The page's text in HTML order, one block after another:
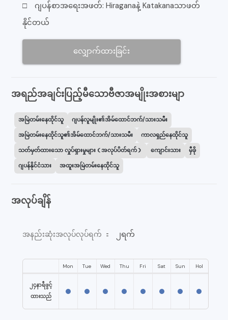
□ ဂျပန်စာအရေးအဖတ်: Hiraganaနဲ့ Katakanaသာဖတ်
နိုင်တယ်
လျှောက်ထားခြင်း
အရည်အချင်းပြည့်မီသောဗီဇာအမျိုးအစားမျာ
အမြဲတမ်းနေထိုင်သူ ဂျပန်လူမျိုး၏အိမ်ထောင်ဘက်/သားသမီး
အမြဲတမ်းနေထိုင်သူ၏အိမ်ထောင်ဘက်/သားသမီး ကာလရှည်နေထိုင်သူ
သတ်မှတ်ထားသော လှုပ်ရှားမှုများ（အလုပ်ပိတ်ရက်） ကျောင်းသား မှီခို
ဂျပန်နိုင်ငံသား အထူးအမြဲတမ်းနေထိုင်သူ
အလုပ်ချိန်
အနည်းဆုံးအလုပ်လုပ်ရက် ： ၂ရက်
Mon Tue Wed Thu Fri Sat Sun Hol
၂၄နာရီဖွင့်
ထားသည်